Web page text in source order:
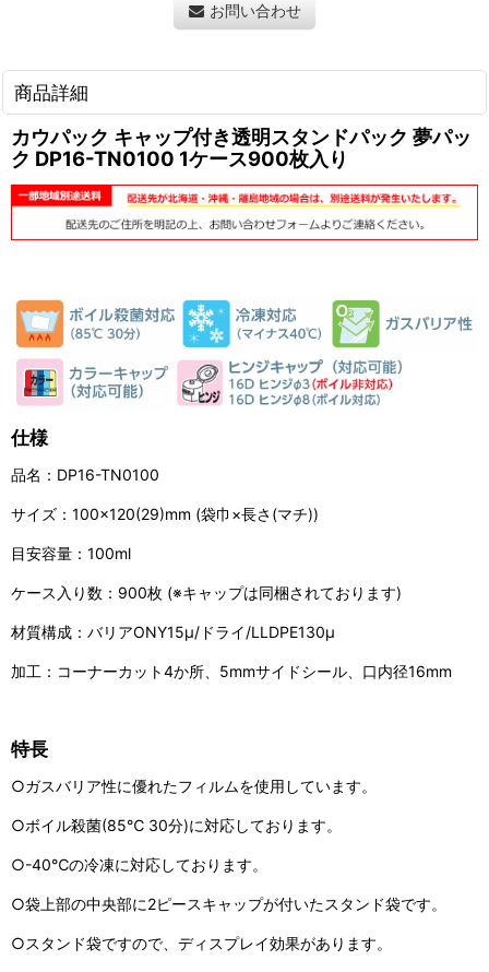
お問い合わせ
商品詳細
カウパック キャップ付き透明スタンドパック 夢パッ
ク DP16-TN0100 1ケース900枚入り
仕様
品名：DP16-TN0100
サイズ：100×120(29)mm (袋巾×長さ(マチ))
目安容量：100ml
ケース入り数：900枚 (※キャップは同梱されております)
材質構成：バリアONY15μ/ドライ/LLDPE130μ
加工：コーナーカット4か所、5mmサイドシール、口内径16mm
特長
○ガスバリア性に優れたフィルムを使用しています。
○ボイル殺菌(85℃ 30分)に対応しております。
○-40℃の冷凍に対応しております。
○袋上部の中央部に2ピースキャップが付いたスタンド袋です。
○スタンド袋ですので、ディスプレイ効果があります。